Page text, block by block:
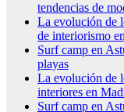
tendencias de
La evolución de
de interiorismo
Surf camp en
playas
La evolución de
interiores en
Surf camp en